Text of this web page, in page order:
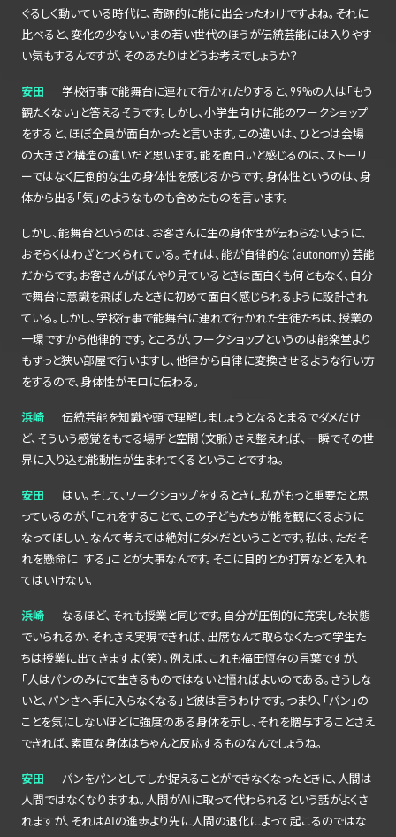
ぐるしく動いている時代に、奇跡的に能に出会ったわけですよね。それに
比べると、変化の少ないいまの若い世代のほうが伝統芸能には入りやす
い気もするんですが、そのあたりはどうお考えでしょうか？
安田
学校行事で能舞台に連れて行かれたりすると、99%の人は「もう
観たくない」と答えるそうです。しかし、小学生向けに能のワークショップ
をすると、ほぼ全員が面白かったと言います。この違いは、ひとつは会場
の大きさと構造の違いだと思います。能を面白いと感じるのは、ストーリ
ーではなく圧倒的な生の身体性を感じるからです。身体性というのは、身
体から出る「気」のようなものも含めたものを言います。
しかし、能舞台というのは、お客さんに生の身体性が伝わらないように、
おそらくはわざとつくられている。それは、能が自律的な（autonomy）芸能
だからです。お客さんがぼんやり見ているときは面白くも何ともなく、自分
で舞台に意識を飛ばしたときに初めて面白く感じられるように設計され
ている。しかし、学校行事で能舞台に連れて行かれた生徒たちは、授業の
一環ですから他律的です。ところが、ワークショップというのは能楽堂より
もずっと狭い部屋で行いますし、他律から自律に変換させるような行い方
をするので、身体性がモロに伝わる。
浜崎
伝統芸能を知識や頭で理解しましょうとなるとまるでダメだけ
ど、そういう感覚をもてる場所と空間（文脈）さえ整えれば、一瞬でその世
界に入り込む能動性が生まれてくるということですね。
安田
はい。そして、ワークショップをするときに私がもっと重要だと思
っているのが、「これをすることで、この子どもたちが能を観にくるように
なってほしい」なんて考えては絶対にダメだということです。私は、ただそ
れを懸命に「する」ことが大事なんです。そこに目的とか打算などを入れ
てはいけない。
浜崎
なるほど、それも授業と同じです。自分が圧倒的に充実した状態
でいられるか、それさえ実現できれば、出席なんて取らなくたって学生た
ちは授業に出てきますよ（笑）。例えば、これも福田恆存の言葉ですが、
「人はパンのみにて生きるものではないと悟ればよいのである。さうしな
いと、パンさへ手に入らなくなる」と彼は言うわけです。つまり、「パン」の
ことを気にしないほどに強度のある身体を示し、それを贈与することさえ
できれば、素直な身体はちゃんと反応するものなんでしょうね。
安田
パンをパンとしてしか捉えることができなくなったときに、人間は
人間ではなくなりますね。人間がAIに取って代わられるという話がよくさ
れますが、それはAIの進歩より先に人間の退化によって起こるのではな